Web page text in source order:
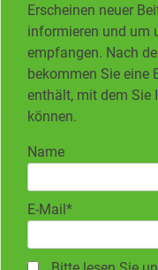
Erscheinen neuer
informieren und um
empfangen. Nach
bekommen Sie eine
enthält, mit dem Sie
können.
Name
E-Mail*